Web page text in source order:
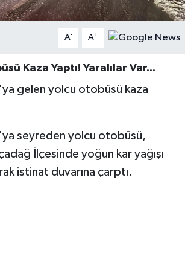
A- A+
Kaza Yaptı! Yaralılar Var...
gelen yolcu otobüsü kaza
seyreden yolcu otobüsü,
İlçesinde yoğun kar yağışı
istinat duvarına çarptı.